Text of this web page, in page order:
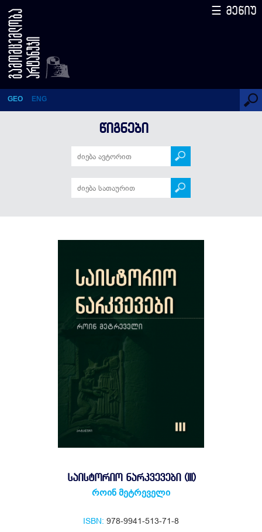
საისტორიო ნარკვევები (III)
GEO ENG
☰ მენიუ
ᲬᲘᲒᲜᲔᲑᲘ
ᲡᲐᲘᲡᲢᲝᲠᲘᲝ ᲜᲐᲠᲙᲕᲔᲕᲔᲑᲘ (III)
როინ მეტრეველი
ISBN: 978-9941-513-71-8